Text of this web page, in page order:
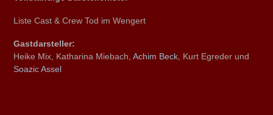
Liste Cast & Crew Tod im Wengert
Gastdarsteller:
Heike Mix, Katharina Miebach,Achim Beck, Kurt Egreder und
Soazic Assel